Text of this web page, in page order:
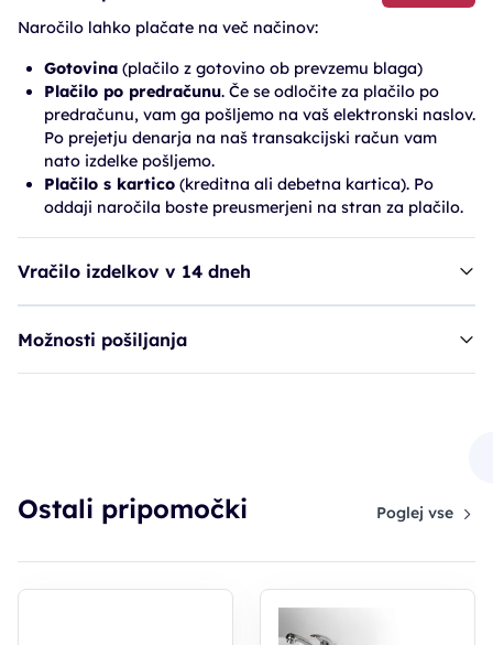
Naročilo lahko plačate na več načinov:
Gotovina (plačilo z gotovino ob prevzemu blaga)
Plačilo po predračunu. Če se odločite za plačilo po
predračunu, vam ga pošljemo na vaš elektronski naslov.
Po prejetju denarja na naš transakcijski račun vam
nato izdelke pošljemo.
Plačilo s kartico (kreditna ali debetna kartica). Po
oddaji naročila boste preusmerjeni na stran za plačilo.
Vračilo izdelkov v 14 dneh
Možnosti pošiljanja
Ostali pripomočki Poglej vse